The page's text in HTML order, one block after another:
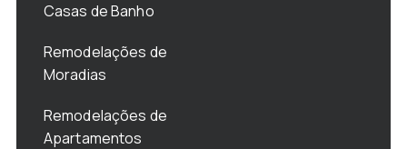
Casas de Banho
Remodelações de
Moradias
Remodelações de
Apartamentos